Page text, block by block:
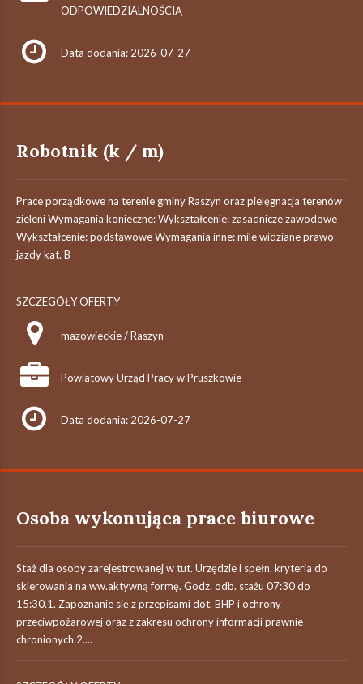
ODPOWIEDZIALNOŚCIĄ
Data dodania: 2026-07-27
Robotnik (k / m)
Prace porządkowe na terenie gminy Raszyn oraz pielęgnacja terenów
zieleni Wymagania konieczne: Wykształcenie: zasadnicze zawodowe
Wykształcenie: podstawowe Wymagania inne: mile widziane prawo
jazdy kat. B
SZCZEGÓŁY OFERTY
mazowieckie / Raszyn
Powiatowy Urząd Pracy w Pruszkowie
Data dodania: 2026-07-27
Osoba wykonująca prace biurowe
Staż dla osoby zarejestrowanej w tut. Urzędzie i spełn. kryteria do
skierowania na ww.aktywną formę. Godz. odb. stażu 07:30 do
15:30.1. Zapoznanie się z przepisami dot. BHP i ochrony
przeciwpożarowej oraz z zakresu ochrony informacji prawnie
chronionych.2....